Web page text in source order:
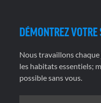
DÉMONTREZ
Nous travaillons
les habitats essentiels;
possible sans vous.